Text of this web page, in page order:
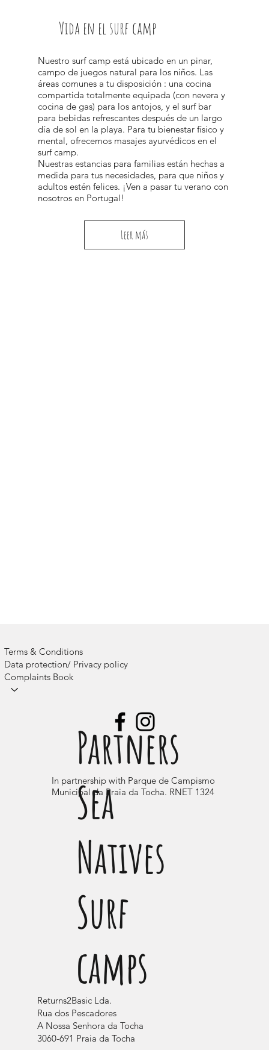
Vida en el surf camp
Nuestro surf camp está ubicado en un pinar,
campo de juegos natural para los niños. Las
áreas comunes a tu disposición : una cocina
compartida totalmente equipada (con nevera y
cocina de gas) para los antojos, y el surf bar
para bebidas refrescantes después de un largo
día de sol en la playa. Para tu bienestar físico y
mental, ofrecemos masajes ayurvédicos en el
surf camp.
Nuestras estancias para familias están hechas a
medida para tus necesidades, para que niños y
adultos estén felices. ¡Ven a pasar tu verano con
nosotros en Portugal!
Leer más
Camps
Sea
Natives
Surf
camps
Terms & Conditions
Data protection/ Privacy policy
Complaints Book
Returns2Basic Lda.
Rua dos Pescadores
A Nossa Senhora da Tocha
3060-691 Praia da Tocha
In partnership with Parque de Campismo
Municipal da Praia da Tocha. RNET 1324
Partners